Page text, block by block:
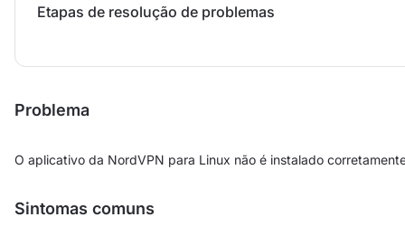
Etapas de resolução de problemas
Problema
O aplicativo da NordVPN para Linux não é instalado
Sintomas comuns